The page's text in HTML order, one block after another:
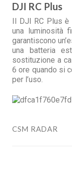
DJI RC Plus
Il DJI RC Plus è
una luminosità
garantiscono
una batteria
sostituzione a
6 ore quando si
per l’uso.
CSM RADAR